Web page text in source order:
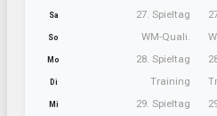
Sa 27. Spieltag
So WM-Quali.
Mo 28. Spieltag
Di Training
Mi 29. Spieltag